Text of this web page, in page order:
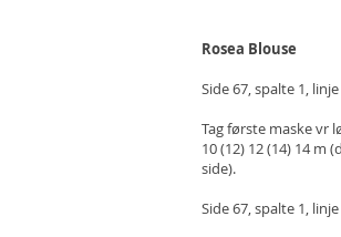
Rosea Blouse
Side 67, spalte 1,
Tag første maske vr
10 (12) 12 (14) 14 m
side).
Side 67, spalte 1,